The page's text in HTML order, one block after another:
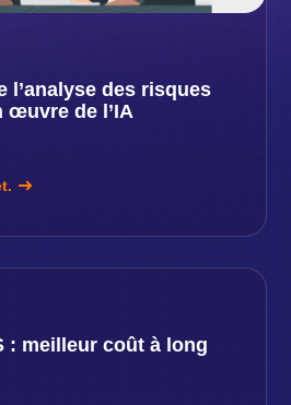
l’analyse des risques
œuvre de l’IA
: meilleur coût à long